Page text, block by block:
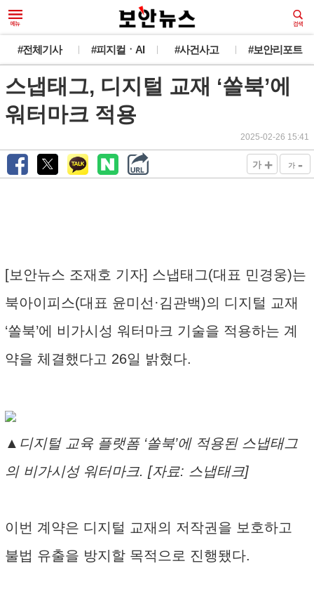
#전체기사 #피지컬ㆍAI #사건사고 #보안리포트
스냅태그, 디지털 교재 ‘쏠북’에
워터마크 적용
2025-02-26 15:41
가 + 가 -
[보안뉴스 조재호 기자] 스냅태그(대표 민경웅)는
북아이피스(대표 윤미선·김관백)의 디지털 교재
‘쏠북’에 비가시성 워터마크 기술을 적용하는 계
약을 체결했다고 26일 밝혔다.
▲디지털 교육 플랫폼 ‘쏠북’에 적용된 스냅태그
의 비가시성 워터마크. [자료: 스냅태크]
이번 계약은 디지털 교재의 저작권을 보호하고
불법 유출을 방지할 목적으로 진행됐다.